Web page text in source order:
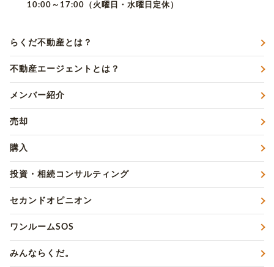
10:00～17:00（火曜日・水曜日定休）
らくだ不動産とは？
不動産エージェントとは？
メンバー紹介
売却
購入
投資・相続コンサルティング
セカンドオピニオン
ワンルームSOS
みんならくだ。